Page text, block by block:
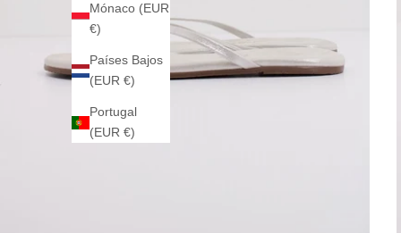
Mónaco (EUR
€)
Países Bajos
(EUR €)
Portugal
(EUR €)